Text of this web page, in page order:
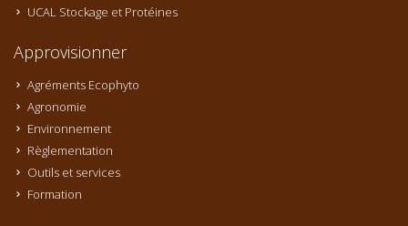
UCAL Stockage et Protéines
Approvisionner
Agréments Ecophyto
Agronomie
Environnement
Règlementation
Outils et services
Formation